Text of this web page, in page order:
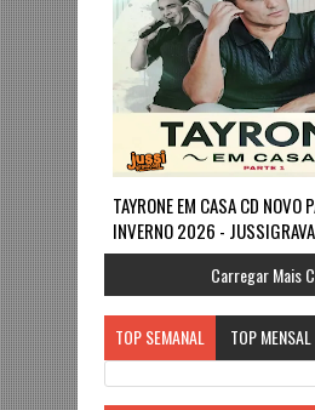
TAYRONE EM CASA CD NOVO
INVERNO 2026 -
Carregar Mais
TOP SEMANAL TOP MENSAL